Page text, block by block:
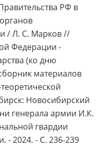
РФ в
/ Л. С. Марков //
Федерации -
(ко дню
материалов
Новосибирский
генерала армии И.К.
гвардии
- 2024. - С. 236-239